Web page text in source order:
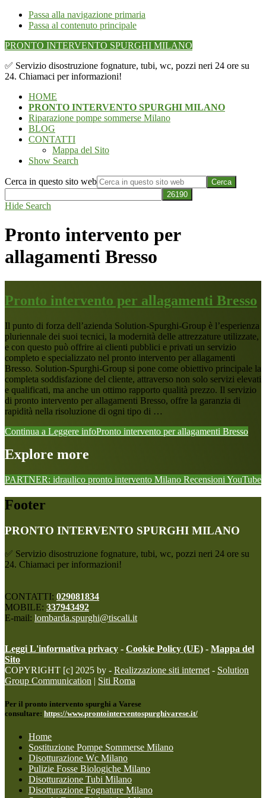
Passa alla navigazione primaria
Passa al contenuto principale
PRONTO INTERVENTO SPURGHI MILANO
✅ Servizio disostruzione fognature, tubi, wc, pozzi neri 24 ore su
24. Chiamaci per informazioni!
HOME
PRONTO INTERVENTO SPURGHI MILANO
Riparazione pompe sommerse Milano
BLOG
CONTATTI
Mappa del Sito
Show Search
Cerca in questo sito web
Hide Search
Pronto intervento per
allagamenti Bresso
Pronto intervento per allagamenti Bresso
Il punto di forza dell’azienda Solution-Spurghi-Group è l’esperienza
pluriennale dei suoi tecnici, la modernità delle attrezzature utilizzate,
e con questo può offrire ai clienti pubblici e privati un servizio
completo e specializzato nel pronto intervento per allagamenti
Bresso. Solution-Spurghi-Group si pone come obiettivo principale la
completa soddisfazione del cliente, attraverso non solo servizi elevati
e qualificati, ma anche un ottimo rapporto qualità prezzo. Il servizio
di pronto intervento per allagamenti Bresso, offre la garanzia di
rapidità nella risoluzione di ogni tipo di …
Continua a Leggere infoPronto intervento per allagamenti Bresso
Explore more
PARTNER: idraulico pronto intervento Milano Recensioni YouTube
Footer
PRONTO INTERVENTO SPURGHI MILANO
✅ Servizio disostruzione fognature, tubi, wc, pozzi neri 24 ore su
24. Chiamaci per informazioni!
CONTATTI: 029081834
MOBILE: 337943492
E-mail: lombarda.spurghi@tiscali.it
Leggi L'informativa privacy - Cookie Policy (UE) - Mappa del
Sito
COPYRIGHT [c] 2025 by - Realizzazione siti internet - Solution
Group Communication | Siti Roma
Per il pronto intervento spurghi a Varese
consultare: https://www.prontointerventospurghivarese.it/
Home
Sostituzione Pompe Sommerse Milano
Disotturazione Wc Milano
Pulizie Fosse Biologiche Milano
Disotturazione Tubi Milano
Disotturazione Fognature Milano